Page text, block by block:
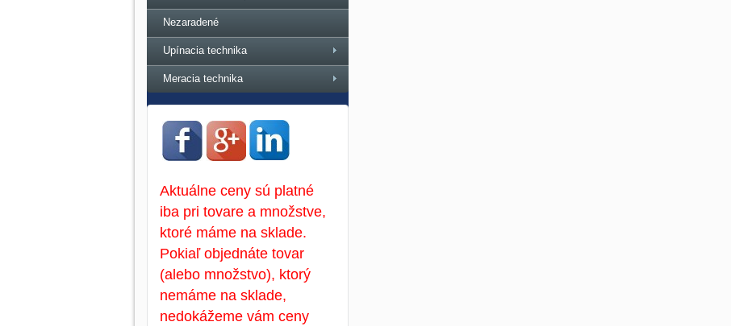
Nezaradené
Upínacia technika
Meracia technika
Aktuálne ceny sú platné
iba pri tovare a množstve,
ktoré máme na sklade.
Pokiaľ objednáte tovar
(alebo množstvo), ktorý
nemáme na sklade,
nedokážeme vám ceny